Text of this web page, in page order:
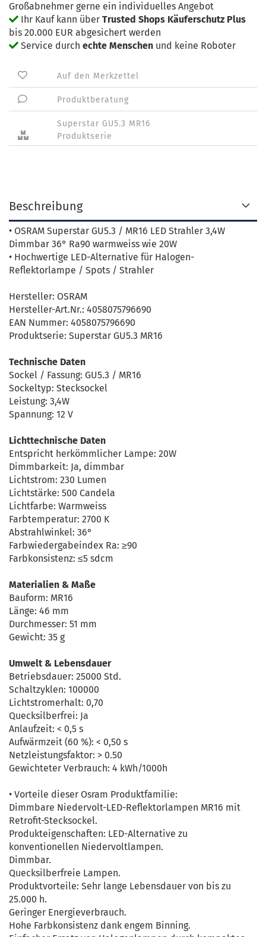
Großabnehmer gerne ein individuelles Angebot
Ihr Kauf kann über Trusted Shops Käuferschutz Plus
bis 20.000 EUR abgesichert werden
Service durch echte Menschen und keine Roboter
Auf den Merkzettel
Produktberatung
Superstar GU5.3 MR16
Produktserie
Beschreibung
• OSRAM Superstar GU5.3 / MR16 LED Strahler 3,4W
Dimmbar 36° Ra90 warmweiss wie 20W
• Hochwertige LED-Alternative für Halogen-
Reflektorlampe / Spots / Strahler
Hersteller: OSRAM
Hersteller-Art.Nr.: 4058075796690
EAN Nummer: 4058075796690
Produktserie: Superstar GU5.3 MR16
Technische Daten
Sockel / Fassung: GU5.3 / MR16
Sockeltyp: Stecksockel
Leistung: 3,4W
Spannung: 12 V
Lichttechnische Daten
Entspricht herkömmlicher Lampe: 20W
Dimmbarkeit: Ja, dimmbar
Lichtstrom: 230 Lumen
Lichtstärke: 500 Candela
Lichtfarbe: Warmweiss
Farbtemperatur: 2700 K
Abstrahlwinkel: 36°
Farbwiedergabeindex Ra: ≥90
Farbkonsistenz: ≤5 sdcm
Materialien & Maße
Bauform: MR16
Länge: 46 mm
Durchmesser: 51 mm
Gewicht: 35 g
Umwelt & Lebensdauer
Betriebsdauer: 25000 Std.
Schaltzyklen: 100000
Lichtstromerhalt: 0,70
Quecksilberfrei: Ja
Anlaufzeit: < 0,5 s
Aufwärmzeit (60 %): < 0,50 s
Netzleistungsfaktor: > 0.50
Gewichteter Verbrauch: 4 kWh/1000h
• Vorteile dieser Osram Produktfamilie:
Dimmbare Niedervolt-LED-Reflektorlampen MR16 mit
Retrofit-Stecksockel.
Produkteigenschaften: LED-Alternative zu
konventionellen Niedervoltlampen.
Dimmbar.
Quecksilberfreie Lampen.
Produktvorteile: Sehr lange Lebensdauer von bis zu
25.000 h.
Geringer Energieverbrauch.
Hohe Farbkonsistenz dank engem Binning.